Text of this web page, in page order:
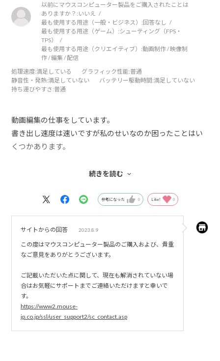
以前にマウスコンピューター製品をご購入されたことは
ありますか？: いいえ
最も使用する用途（一般・ビジネス）:回答なし
最も使用する用途（ゲーム）:シューティング（FPS・
TPS）
最も使用する用途（クリエイティブ）:動画制作 / 映像制
作 / 編集 / 配信
処理速度:満足している グラフィック性能:普通
静音性・発熱:満足していない バッテリー駆動時間:満足していない
持ち運びやすさ :普通
動画編集の仕事をしています。
書き出し速度は速いですが私のせいなのか困ったことはい
くつかあります。
・AdobeソフトでMP4の書き出しの際ディスクトップ、ド
す・・・。
面上下にディレイがありノイズのように見える。書き出し
・hdmiで出力時、モニターが起動しない。モニターのボタ
（モニターはアマプラ・PS4などの起動時には反応して勝手
に起動してくれます。。）
・PCが落ちる頻度高め（Pr使用時Aeはたまに）
・Aコネクト、Cコネクトが緩くなった感じがします。Cは
接続切れが結構おきます。
続きを読む
参考になった 0 Like! 0
サイトからの回答 2023.8.9
この度はマウスコンピューター製品のご購入および、貴重
なご意見をありがとうございます。
ご記載いただいた点に関して、現在も解消されていない場
合はお気軽にサポートまでご連絡いただけますと幸いで
す。
https://www2.mouse-
jp.co.jp/ssl/user_support2/sc_contact.asp